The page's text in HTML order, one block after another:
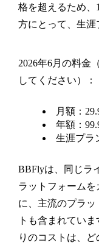
格を超えるため
方にとって、生涯
2026年6月の料金
してください）：
月額：
年額：
生涯プラ
BBFlyは、同じラ
ラットフォームを
に、主流のプラ
トも含まれてい
りのコストは、